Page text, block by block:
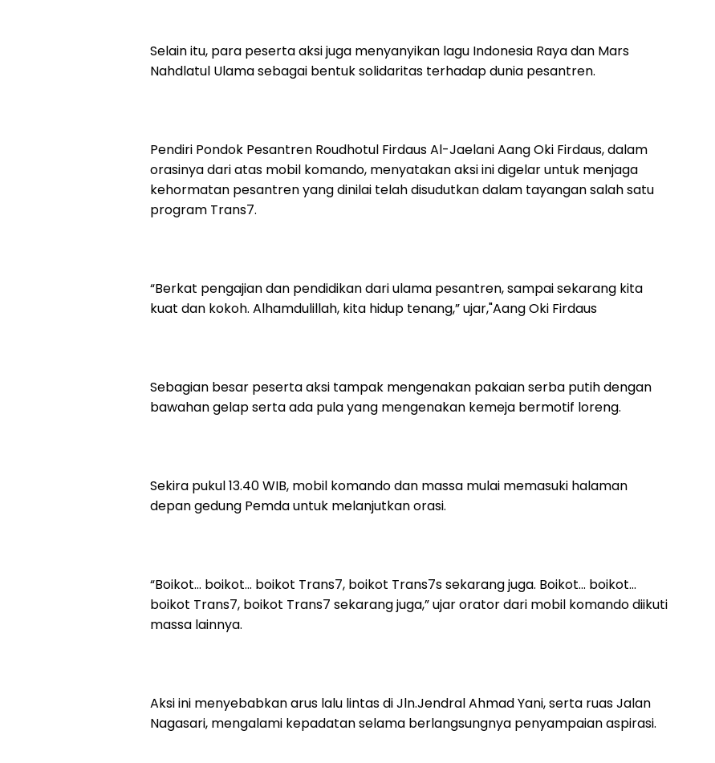
Selain itu, para peserta aksi juga menyanyikan lagu Indonesia Raya dan Mars
Nahdlatul Ulama sebagai bentuk solidaritas terhadap dunia pesantren.
Pendiri Pondok Pesantren Roudhotul Firdaus Al-Jaelani Aang Oki Firdaus, dalam
orasinya dari atas mobil komando, menyatakan aksi ini digelar untuk menjaga
kehormatan pesantren yang dinilai telah disudutkan dalam tayangan salah satu
program Trans7.
“Berkat pengajian dan pendidikan dari ulama pesantren, sampai sekarang kita
kuat dan kokoh. Alhamdulillah, kita hidup tenang,” ujar,"Aang Oki Firdaus
Sebagian besar peserta aksi tampak mengenakan pakaian serba putih dengan
bawahan gelap serta ada pula yang mengenakan kemeja bermotif loreng.
Sekira pukul 13.40 WIB, mobil komando dan massa mulai memasuki halaman
depan gedung Pemda untuk melanjutkan orasi.
“Boikot… boikot… boikot Trans7, boikot Trans7s sekarang juga. Boikot… boikot…
boikot Trans7, boikot Trans7 sekarang juga,” ujar orator dari mobil komando diikuti
massa lainnya.
Aksi ini menyebabkan arus lalu lintas di Jln.Jendral Ahmad Yani, serta ruas Jalan
Nagasari, mengalami kepadatan selama berlangsungnya penyampaian aspirasi.